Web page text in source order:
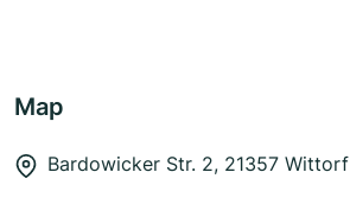
Map
Bardowicker Str. 2, 21357 Wittorf